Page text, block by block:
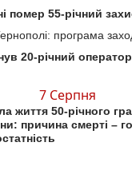
помер 55-річний
програма
20-річний
7 Серпня
життя 50-річного
причина смерті –